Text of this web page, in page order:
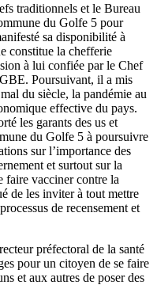
traditionnels et le Bureau
du Golfe 5 pour
sa disponibilité à
constitue la chefferie
à lui confiée par le Chef
Poursuivant, il a mis
du siècle, la pandémie au
effective du pays.
les garants des us et
du Golfe 5 à poursuivre
sur l’importance des
et surtout sur la
faire vacciner contre la
de les inviter à tout mettre
de recensement et
préfectoral de la santé
pour un citoyen de se faire
et aux autres de poser des